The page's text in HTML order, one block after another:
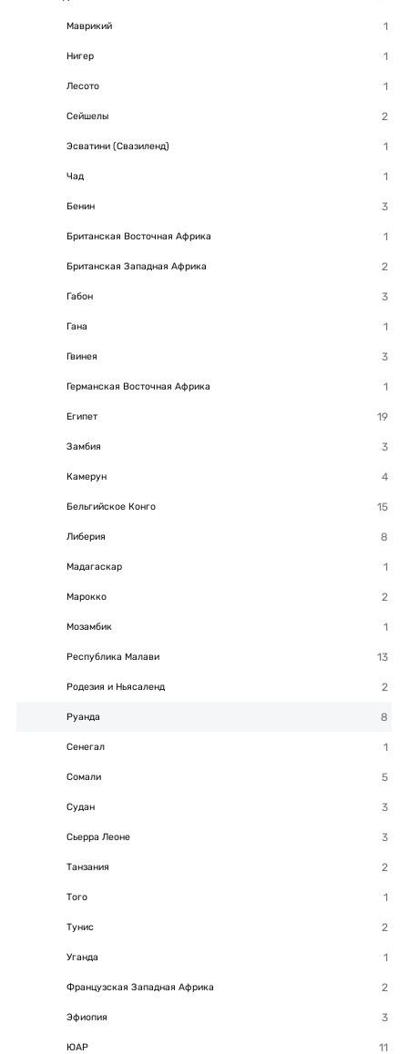
Маврикий
Нигер
Лесото
Сейшелы
Эсватини (Свазиленд)
Чад
Бенин
Британская Восточная Африка
Британская Западная Африка
Габон
Гана
Гвинея
Германская Восточная Африка
Египет
Замбия
Камерун
Бельгийское Конго
Либерия
Мадагаскар
Марокко
Мозамбик
Республика Малави
Родезия и Ньясаленд
Руанда
Сенегал
Сомали
Судан
Сьерра Леоне
Танзания
Того
Тунис
Уганда
Французская Западная Африка
Эфиопия
ЮАР